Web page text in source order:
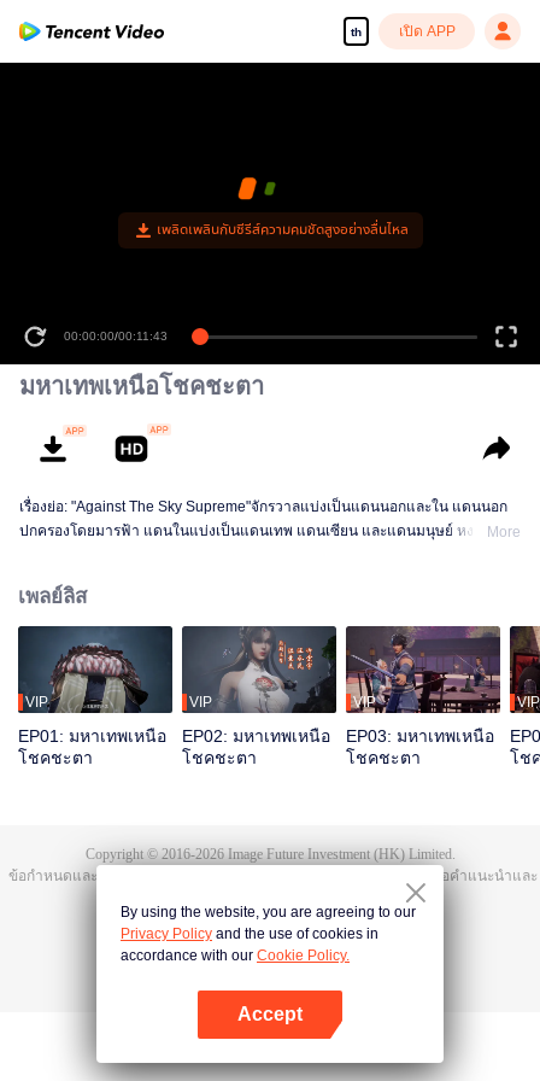
th เปิด APP
เพลิดเพลินกับซีรีส์ความคมชัดสูงอย่างลื่นไหล
00:00:00/00:11:43
มหาเทพเหนือโชคชะตา
เรื่องย่อ: "Against The Sky Supreme"จักรวาลแบ่งเป็นแดนนอกและใน แดนนอก
ปกครองโดยมารฟ้า แดนในแบ่งเป็นแดนเทพ แดนเซียน และแดนมนุษย์ หงเห
สุดท้ายรวมแผ่นดินเทียนฝาเป็นหนึ่ง
More
เพลย์ลิส
VIP
EP01: มหาเทพเหนือ
โชคชะตา
VIP
EP02: มหาเทพเหนือ
โชคชะตา
VIP
EP03: มหาเทพเหนือ
โชคชะตา
VIP
โช
Copyright © 2016-2026Image Future Investment (HK) Limited.
ข้อกำหนดและเงื่อนไข
เสนอคำแนะนำและ
By using the website, you are agreeing to our
Privacy Policy and the use of cookies in
accordance with our Cookie Policy.
Accept